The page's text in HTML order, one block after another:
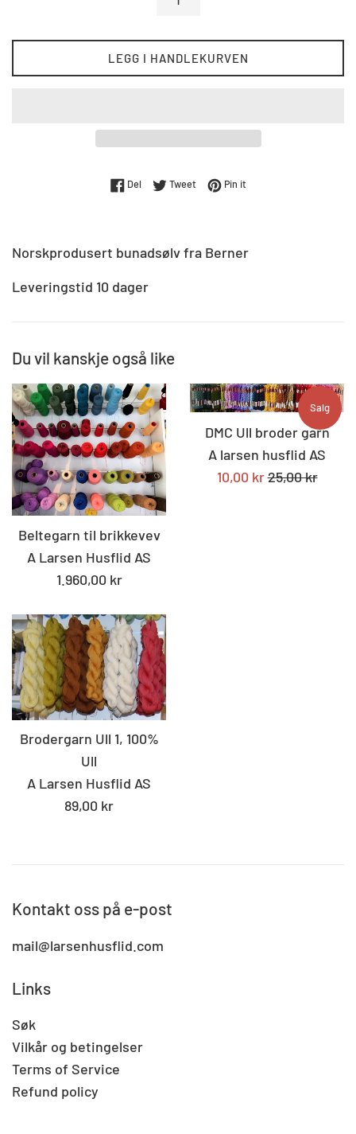
LEGG I HANDLEKURVEN
DelDel på Facebook
TweetTweet på Twitter
Pin itPin på Pinterest
Norskprodusert bunadsølv fra Berner
Leveringstid 10 dager
Du vil kanskje også like
Beltegarn til brikkevev
A Larsen Husflid AS
Standard
1.960,00 kr
DMC Ull broder garn
A larsen husflid AS
Tilbudspris
10,00 krStandard
25,00 kr
Salg
Brodergarn Ull 1, 100%
Ull
A Larsen Husflid AS
Standard
89,00 kr
Kontakt oss på e-post
mail@larsenhusflid.com
Links
Søk
Vilkår og betingelser
Terms of Service
Refund policy